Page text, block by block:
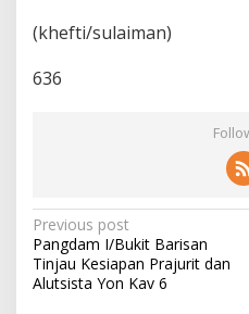
(khefti/sulaiman)
636
P
o
s
Previous post
Pangdam I/Bukit Barisan
Tinjau Kesiapan Prajurit dan
Alutsista Yon Kav 6